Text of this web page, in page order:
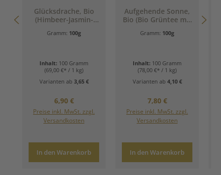
Glücksdrache, Bio
(Himbeer-Jasmin-
Gramm: 100g
Inhalt: 100 Gramm
(69,00 €* / 1 kg)
Varianten ab 3,65 €
Regulärer Preis:
6,90 €
Preise inkl. MwSt. zzgl.
Versandkosten
In den Warenkorb
Aufgehende Sonne,
Bio (Bio Grüntee mit
Geschmack)
Gramm: 100g
Inhalt: 100 Gramm
(78,00 €* / 1 kg)
Varianten ab 4,10 €
Regulärer Preis:
7,80 €
Preise inkl. MwSt. zzgl.
Versandkosten
In den Warenkorb